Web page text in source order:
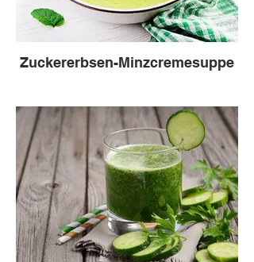
Zuckererbsen-Minzcremesuppe